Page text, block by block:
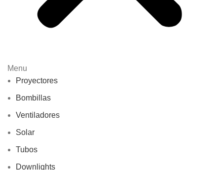
Menu
Proyectores
Bombillas
Ventiladores
Solar
Tubos
Downlights